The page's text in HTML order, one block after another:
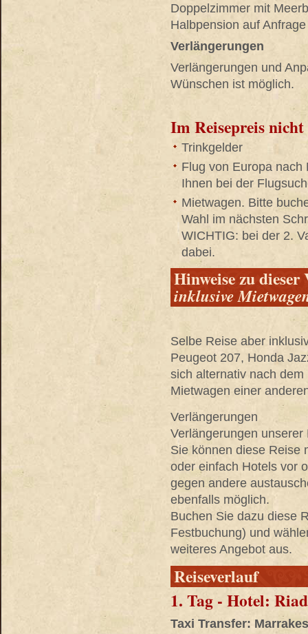
Doppelzimmer mit
Halbpension auf
Verlängerungen
Verlängerungen und
Wünschen ist möglich.
Im Reisepreis
Trinkgelder
Flug von Europa nach
Ihnen bei der
Mietwagen. Bitte
Wahl im nächsten
WICHTIG: bei der 2.
dabei.
Hinweise zu
inklusive
Selbe Reise aber
Peugeot 207, Honda
sich alternativ nach
Mietwagen einer
Verlängerungen
Verlängerungen
Sie können diese Reise
oder einfach Hotels vor
gegen andere
ebenfalls möglich.
Buchen Sie dazu diese
Festbuchung) und
weiteres Angebot aus.
Reiseverlauf
1. Tag - Hotel:
Taxi Transfer: